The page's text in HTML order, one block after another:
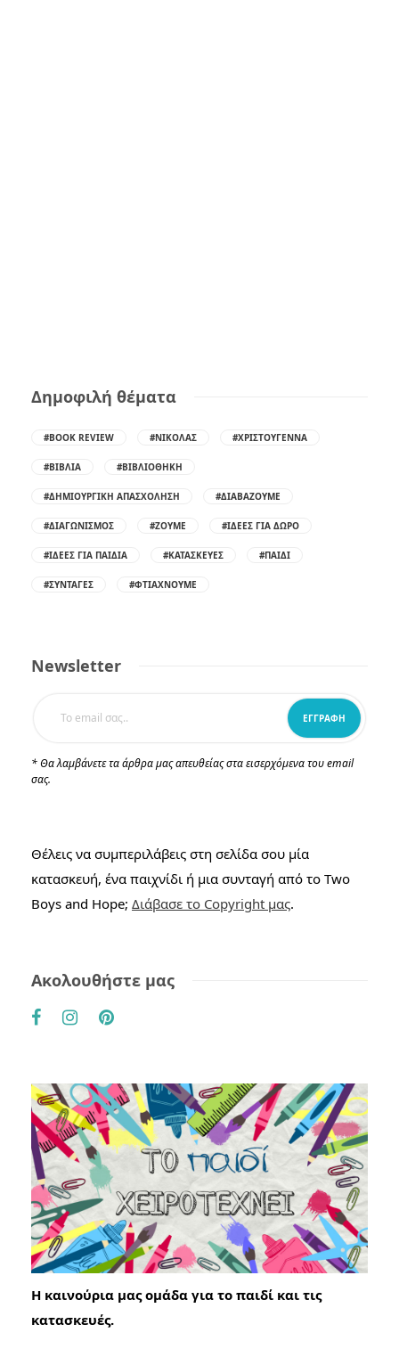
Δημοφιλή θέματα
#BOOK REVIEW #ΝΙΚΌΛΑΣ #ΧΡΙΣΤΟΎΓΕΝΝΑ
#ΒΙΒΛΊΑ #ΒΙΒΛΙΟΘΉΚΗ
#ΔΗΜΙΟΥΡΓΙΚΉ ΑΠΑΣΧΌΛΗΣΗ #ΔΙΑΒΆΖΟΥΜΕ
#ΔΙΑΓΩΝΙΣΜΌΣ #ΖΟΎΜΕ #ΙΔΈΕΣ ΓΙΑ ΔΏΡΟ
#ΙΔΈΕΣ ΓΙΑ ΠΑΙΔΙΆ #ΚΑΤΑΣΚΕΥΈΣ #ΠΑΙΔΊ
#ΣΥΝΤΑΓΈΣ #ΦΤΙΆΧΝΟΥΜΕ
Newsletter
* Θα λαμβάνετε τα άρθρα μας απευθείας στα εισερχόμενα του email
σας.
Θέλεις να συμπεριλάβεις στη σελίδα σου μία
κατασκευή, ένα παιχνίδι ή μια συνταγή από το Two
Boys and Hope; Διάβασε το Copyright μας.
Ακολουθήστε μας
Η καινούρια μας ομάδα για το παιδί και τις
κατασκευές.